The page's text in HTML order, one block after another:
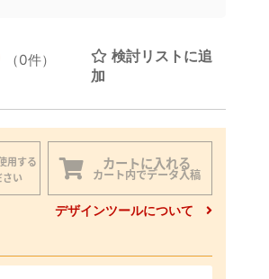
（0件）
検討リストに追
加
用する
さい
カートに入れる
カート内でデータ入稿
デザインツールについて